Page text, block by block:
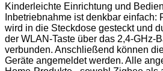
Kinderleichte Einrichtung und
Inbetriebnahme ist denkbar einfach:
wird in die Steckdose gesteckt und
der WLAN-Taste über das 2,4-GHz-
verbunden. Anschließend können
Geräte angemeldet werden. Alle